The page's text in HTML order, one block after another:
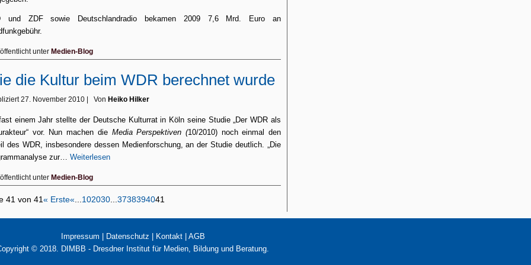
und ZDF sowie Deutschlandradio bekamen 2009 7,6 Mrd. Euro an
unter Medien-Blog
die Kultur beim WDR berechnet wurde
27. November 2010 Von Heiko Hilker
einem Jahr stellte der Deutsche Kulturrat in Köln seine Studie „Der WDR als
vor. Nun machen die Media Perspektiven (10/2010) noch einmal den
des WDR, insbesondere dessen Medienforschung, an der Studie deutlich. „Die
zur… Weiterlesen
unter Medien-Blog
41 von 41« Erste« 102030 3738394041
Impressum Datenschutz Kontakt| AGB
© 2018. DIMBB - Dresdner Institut für Medien, Bildung und Beratung.